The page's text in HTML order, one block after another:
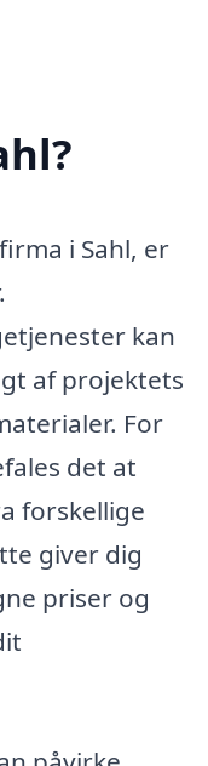
i Sahl, er
kan
af projektets
For
det at
forskellige
giver dig
priser og